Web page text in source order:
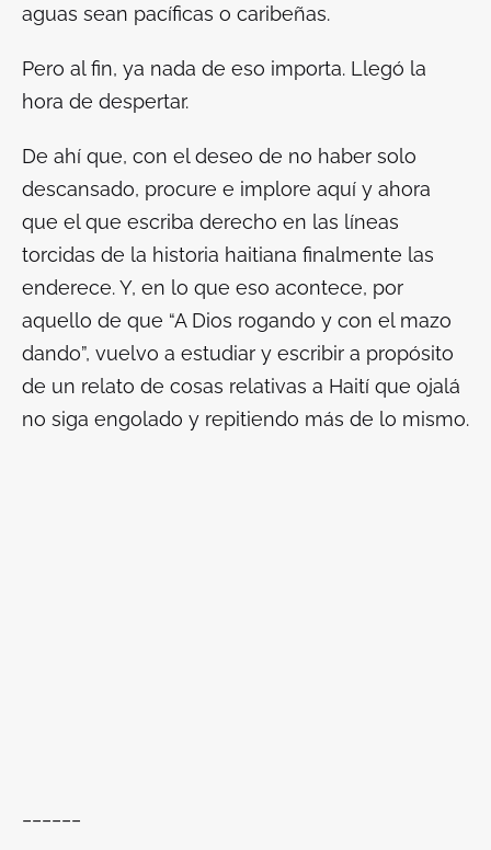
aguas sean pacíficas o caribeñas.
Pero al fin, ya nada de eso importa. Llegó la
hora de despertar.
De ahí que, con el deseo de no haber solo
descansado, procure e implore aquí y ahora
que el que escriba derecho en las líneas
torcidas de la historia haitiana finalmente las
enderece. Y, en lo que eso acontece, por
aquello de que “A Dios rogando y con el mazo
dando”, vuelvo a estudiar y escribir a propósito
de un relato de cosas relativas a Haití que ojalá
no siga engolado y repitiendo más de lo mismo.